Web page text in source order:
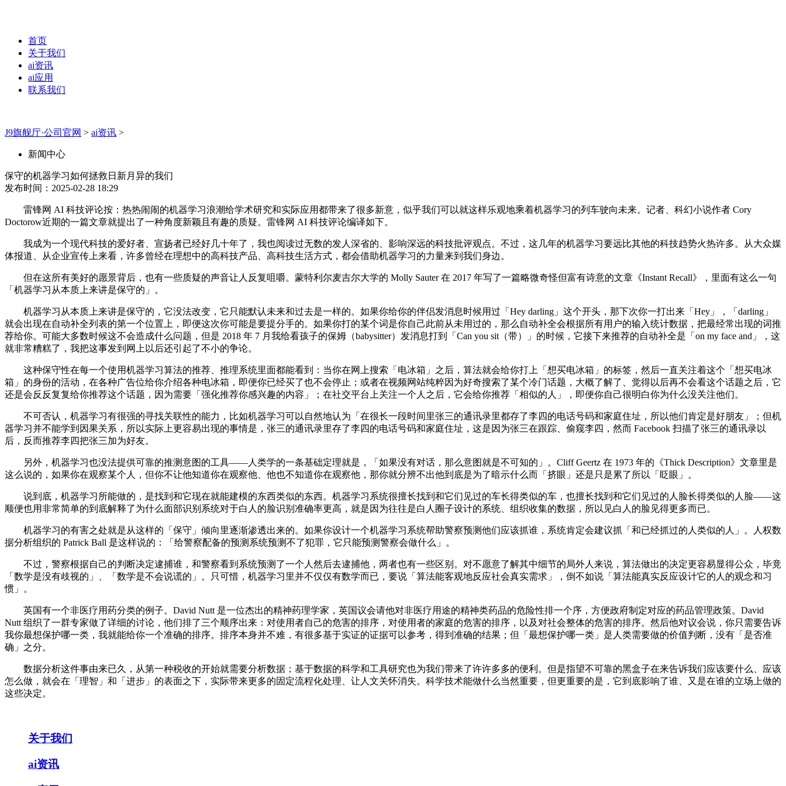
首页
关于我们
ai资讯
ai应用
联系我们
J9旗舰厅·公司官网 > ai资讯 >
新闻中心
保守的机器学习如何拯救日新月异的我们
发布时间：2025-02-28 18:29
雷锋网 AI 科技评论按：热热闹闹的机器学习浪潮给学术研究和实际应用都带来了很多新意，似乎我们可以就这样乐观地乘着机器学习的列车驶向未来。记者、科幻小说作者 Cory
Doctorow近期的一篇文章就提出了一种角度新颖且有趣的质疑。雷锋网 AI 科技评论编译如下。
我成为一个现代科技的爱好者、宣扬者已经好几十年了，我也阅读过无数的发人深省的、影响深远的科技批评观点。不过，这几年的机器学习要远比其他的科技趋势火热许多。从大众媒
体报道、从企业宣传上来看，许多曾经在理想中的高科技产品、高科技生活方式，都会借助机器学习的力量来到我们身边。
但在这所有美好的愿景背后，也有一些质疑的声音让人反复咀嚼。蒙特利尔麦吉尔大学的 Molly Sauter 在 2017 年写了一篇略微奇怪但富有诗意的文章《Instant Recall》，里面有这么一句
「机器学习从本质上来讲是保守的」。
机器学习从本质上来讲是保守的，它没法改变，它只能默认未来和过去是一样的。如果你给你的伴侣发消息时候用过「Hey darling」这个开头，那下次你一打出来「Hey」，「darling」
就会出现在自动补全列表的第一个位置上，即便这次你可能是要提分手的。如果你打的某个词是你自己此前从未用过的，那么自动补全会根据所有用户的输入统计数据，把最经常出现的词推
荐给你。可能大多数时候这不会造成什么问题，但是 2018 年 7 月我给看孩子的保姆（babysitter）发消息打到「Can you sit（带）」的时候，它接下来推荐的自动补全是「on my face and」，这
就非常糟糕了，我把这事发到网上以后还引起了不小的争论。
这种保守性在每一个使用机器学习算法的推荐、推理系统里面都能看到：当你在网上搜索「电冰箱」之后，算法就会给你打上「想买电冰箱」的标签，然后一直关注着这个「想买电冰
箱」的身份的活动，在各种广告位给你介绍各种电冰箱，即便你已经买了也不会停止；或者在视频网站纯粹因为好奇搜索了某个冷门话题，大概了解了、觉得以后再不会看这个话题之后，它
还是会反反复复给你推荐这个话题，因为需要「强化推荐你感兴趣的内容」；在社交平台上关注一个人之后，它会给你推荐「相似的人」，即便你自己很明白你为什么没关注他们。
不可否认，机器学习有很强的寻找关联性的能力，比如机器学习可以自然地认为「在很长一段时间里张三的通讯录里都存了李四的电话号码和家庭住址，所以他们肯定是好朋友」；但机
器学习并不能学到因果关系，所以实际上更容易出现的事情是，张三的通讯录里存了李四的电话号码和家庭住址，这是因为张三在跟踪、偷窥李四，然而 Facebook 扫描了张三的通讯录以
后，反而推荐李四把张三加为好友。
另外，机器学习也没法提供可靠的推测意图的工具——人类学的一条基础定理就是，「如果没有对话，那么意图就是不可知的」。Cliff Geertz 在 1973 年的《Thick Description》文章里是
这么说的，如果你在观察某个人，但你不让他知道你在观察他、他也不知道你在观察他，那你就分辨不出他到底是为了暗示什么而「挤眼」还是只是累了所以「眨眼」。
说到底，机器学习所能做的，是找到和它现在就能建模的东西类似的东西。机器学习系统很擅长找到和它们见过的车长得类似的车，也擅长找到和它们见过的人脸长得类似的人脸——这
顺便也用非常简单的到底解释了为什么面部识别系统对于白人的脸识别准确率更高，就是因为往往是白人圈子设计的系统、组织收集的数据，所以见白人的脸见得更多而已。
机器学习的有害之处就是从这样的「保守」倾向里逐渐渗透出来的。如果你设计一个机器学习系统帮助警察预测他们应该抓谁，系统肯定会建议抓「和已经抓过的人类似的人」。人权数
据分析组织的 Patrick Ball 是这样说的：「给警察配备的预测系统预测不了犯罪，它只能预测警察会做什么」。
不过，警察根据自己的判断决定逮捕谁，和警察看到系统预测了一个人然后去逮捕他，两者也有一些区别。对不愿意了解其中细节的局外人来说，算法做出的决定更容易显得公众，毕竟
「数学是没有歧视的」、「数学是不会说谎的」。只可惜，机器学习里并不仅仅有数学而已，要说「算法能客观地反应社会真实需求」，倒不如说「算法能真实反应设计它的人的观念和习
惯」。
英国有一个非医疗用药分类的例子。David Nutt 是一位杰出的精神药理学家，英国议会请他对非医疗用途的精神类药品的危险性排一个序，方便政府制定对应的药品管理政策。David
Nutt 组织了一群专家做了详细的讨论，他们排了三个顺序出来：对使用者自己的危害的排序，对使用者的家庭的危害的排序，以及对社会整体的危害的排序。然后他对议会说，你只需要告诉
我你最想保护哪一类，我就能给你一个准确的排序。排序本身并不难，有很多基于实证的证据可以参考，得到准确的结果；但「最想保护哪一类」是人类需要做的价值判断，没有「是否准
确」之分。
数据分析这件事由来已久，从第一种税收的开始就需要分析数据；基于数据的科学和工具研究也为我们带来了许许多多的便利。但是指望不可靠的黑盒子在来告诉我们应该要什么、应该
怎么做，就会在「理智」和「进步」的表面之下，实际带来更多的固定流程化处理、让人文关怀消失。科学技术能做什么当然重要，但更重要的是，它到底影响了谁、又是在谁的立场上做的
这些决定。
关于我们
ai资讯